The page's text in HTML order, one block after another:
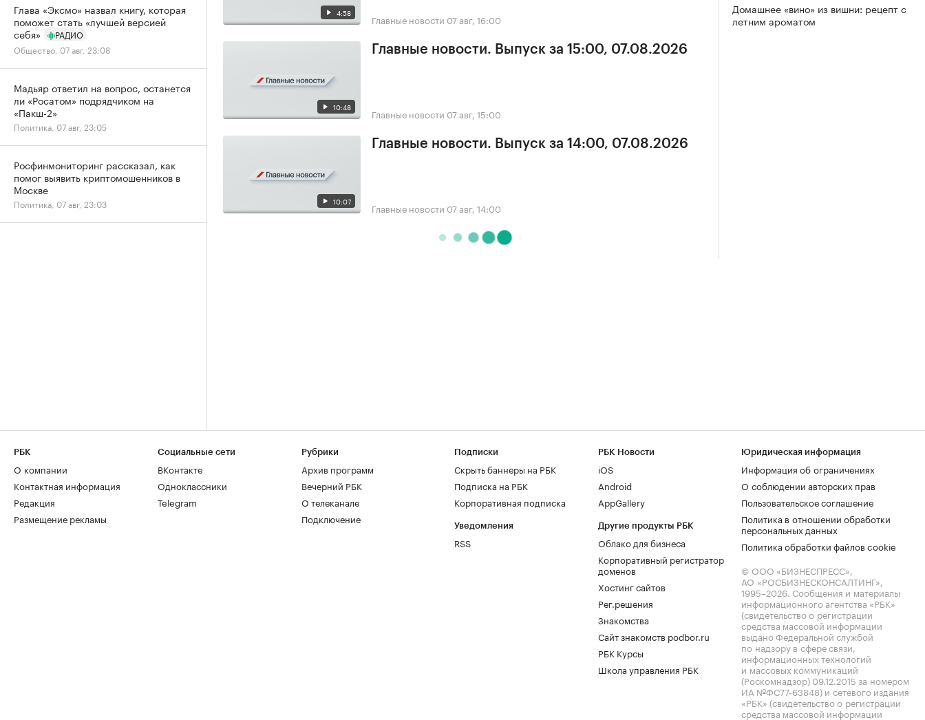
4:58 Главные новости 07 авг, 16:00
10:48
Главные новости. Выпуск за 15:00, 07.08.2026
Главные новости 07 авг, 15:00
10:07
Главные новости. Выпуск за 14:00, 07.08.2026
Главные новости 07 авг, 14:00
Домашнее «вино» из вишни: рецепт с
летним ароматом
Глава «Эксмо» назвал книгу, которая
поможет стать «лучшей версией
себя»
РАДИО
Общество, 07 авг, 23:08
Мадьяр ответил на вопрос, останется
ли «Росатом» подрядчиком на
«Пакш-2»
Политика, 07 авг, 23:05
Росфинмониторинг рассказал, как
помог выявить криптомошенников в
Москве
Политика, 07 авг, 23:03
РБК
О компании
Контактная информация
Редакция
Размещение рекламы
Социальные сети
ВКонтакте
Одноклассники
Telegram
Рубрики
Архив программ
Вечерний РБК
О телеканале
Подключение
Подписки
Скрыть баннеры на РБК
Подписка на РБК
Корпоративная подписка
Уведомления
RSS
РБК Новости
iOS
Android
AppGallery
Другие продукты РБК
Облако для бизнеса
Корпоративный регистратор
доменов
Хостинг сайтов
Рег.решения
Знакомства
Сайт знакомств podbor.ru
РБК Курсы
Школа управления РБК
Юридическая информация
Информация об ограничениях
О соблюдении авторских прав
Пользовательское соглашение
Политика в отношении обработки
персональных данных
Политика обработки файлов cookie
© ООО «БИЗНЕСПРЕСС»,
АО «РОСБИЗНЕСКОНСАЛТИНГ»,
1995–2026. Сообщения и материалы
информационного агентства «РБК»
(свидетельство о регистрации
средства массовой информации
выдано Федеральной службой
по надзору в сфере связи,
информационных технологий
и массовых коммуникаций
(Роскомнадзор) 09.12.2015 за номером
ИА №ФС77-63848) и сетевого издания
«РБК» (свидетельство о регистрации
средства массовой информации